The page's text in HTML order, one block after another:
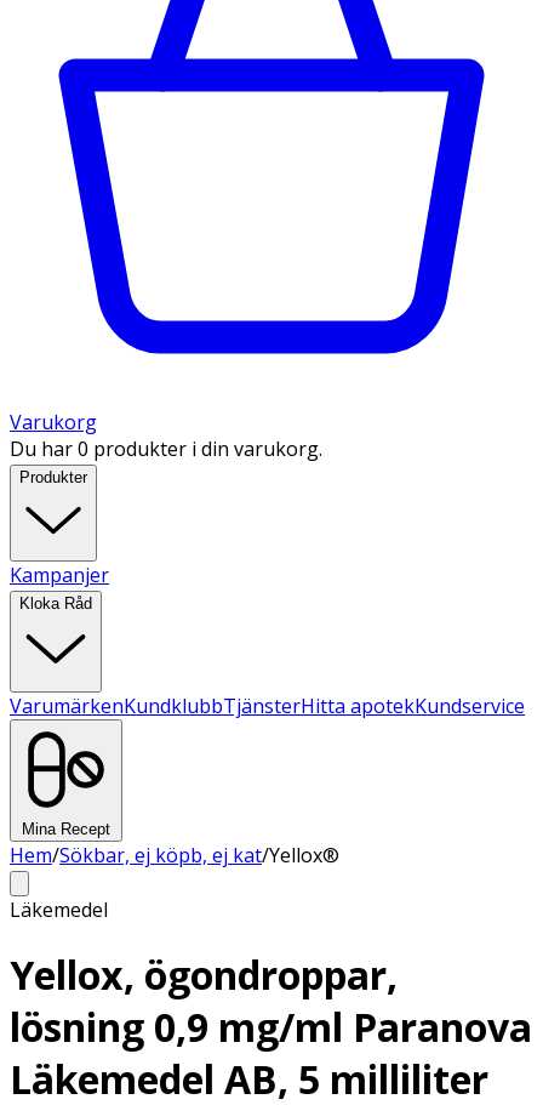
Varukorg
Du har 0 produkter i din varukorg.
Produkter
Kampanjer
Kloka Råd
VarumärkenKundklubbTjänsterHitta apotekKundservice
Mina Recept
Hem/Sökbar, ej köpb, ej kat/Yellox®
Läkemedel
Yellox, ögondroppar,
lösning 0,9 mg/ml Paranova
Läkemedel AB, 5 milliliter